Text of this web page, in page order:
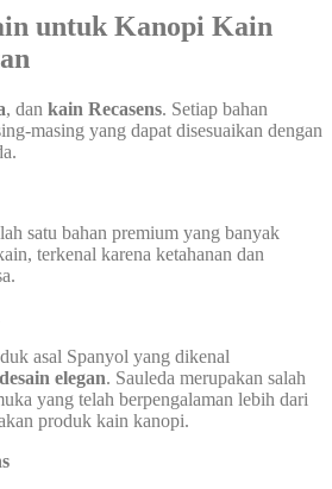
untuk Kanopi Kain
, dan kain Recasens. Setiap bahan
masing yang dapat disesuaikan dengan
satu bahan premium yang banyak
terkenal karena ketahanan dan
asal Spanyol yang dikenal
desain elegan. Sauleda merupakan salah
yang telah berpengalaman lebih dari
produk kain kanopi.